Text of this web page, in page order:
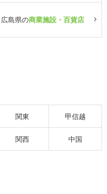
広島県の商業施設・百貨店
関東 甲信越
関西 中国